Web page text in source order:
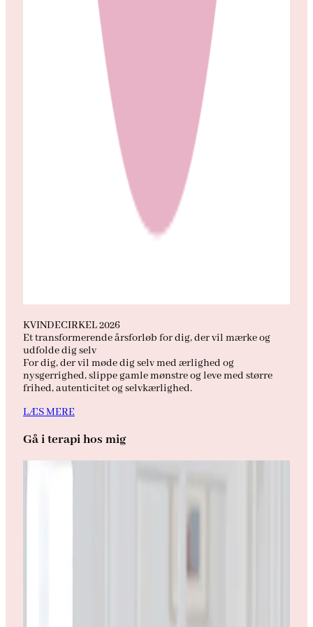
KVINDECIRKEL 2026
Et transformerende årsforløb for dig, der vil mærke og
udfolde dig selv
For dig, der vil møde dig selv med ærlighed og
nysgerrighed, slippe gamle mønstre og leve med større
frihed, autenticitet og selvkærlighed.
LÆS MERE
Gå i terapi hos mig